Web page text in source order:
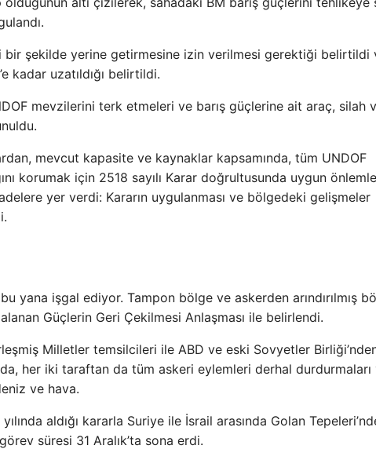
bir şekilde yerine getirmesine izin verilmesi gerektiği belirtildi
kadar uzatıldığı belirtildi.
mevzilerini terk etmeleri ve barış güçlerine ait araç, silah
mevcut kapasite ve kaynaklar kapsamında, tüm UNDOF
korumak için 2518 sayılı Karar doğrultusunda uygun
yer verdi: Kararın uygulanması ve bölgedeki gelişmeler
yana işgal ediyor. Tampon bölge ve askerden arındırılmış
Güçlerin Geri Çekilmesi Anlaşması ile belirlendi.
Milletler temsilcileri ile ABD ve eski Sovyetler
her iki taraftan da tüm askeri eylemleri derhal durdurmaları
ve hava.
aldığı kararla Suriye ile İsrail arasında Golan
süresi 31 Aralık’ta sona erdi.